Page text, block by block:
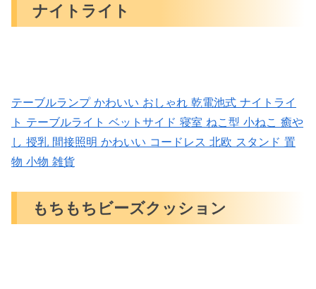
ナイトライト
テーブルランプ かわいい おしゃれ 乾電池式 ナイトライ
ト テーブルライト ベットサイド 寝室 ねこ型 小ねこ 癒や
し 授乳 間接照明 かわいい コードレス 北欧 スタンド 置
物 小物 雑貨
もちもちビーズクッション